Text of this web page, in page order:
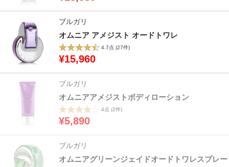
ブルガリ
オムニア アメジスト オードトワレ
4.7点 (27件)
¥15,960
ブルガリ
オムニアアメジストボディローション
4点 (2件)
¥5,890
ブルガリ
オムニアグリーンジェイドオードトワレスプレー